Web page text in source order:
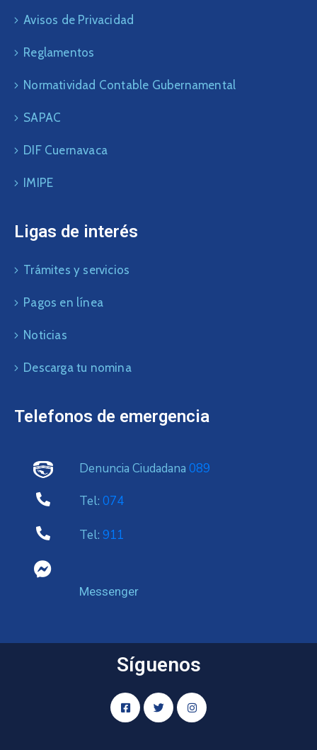
Avisos de Privacidad
Reglamentos
Normatividad Contable Gubernamental
SAPAC
DIF Cuernavaca
IMIPE
Ligas de interés
Trámites y servicios
Pagos en línea
Noticias
Descarga tu nomina
Telefonos de emergencia
Denuncia Ciudadana 089
Tel: 074
Tel: 911
Messenger
Síguenos